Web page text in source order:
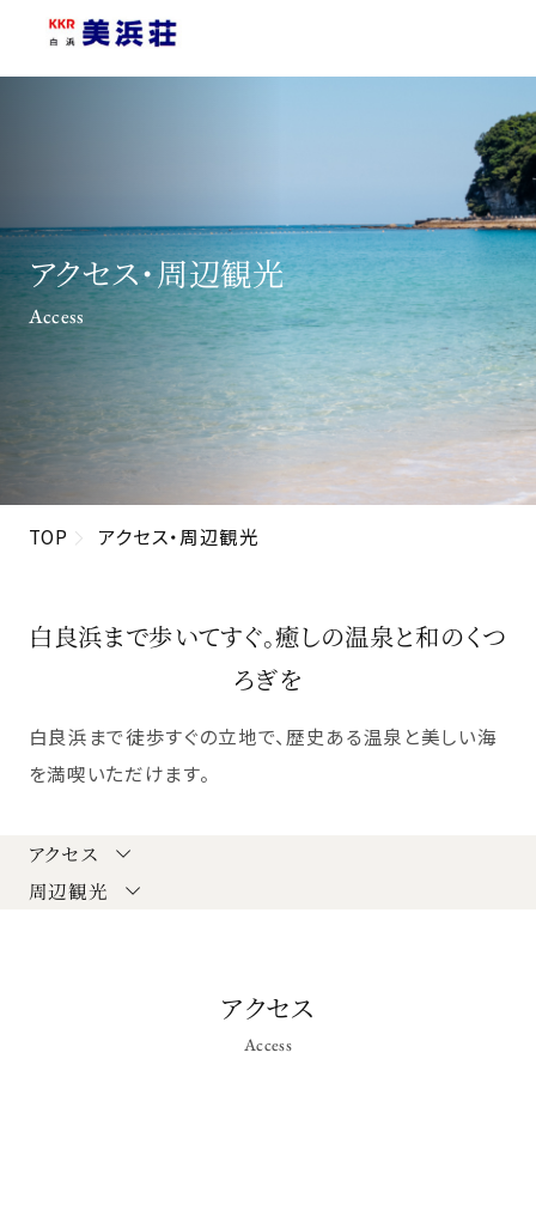
アクセス・周辺観光
Access
TOP アクセス・周辺観光
白良浜まで歩いてすぐ。癒しの温泉と和のくつ
ろぎを
白良浜まで徒歩すぐの立地で、歴史ある温泉と美しい海
を満喫いただけます。
アクセス
周辺観光
アクセス
Access